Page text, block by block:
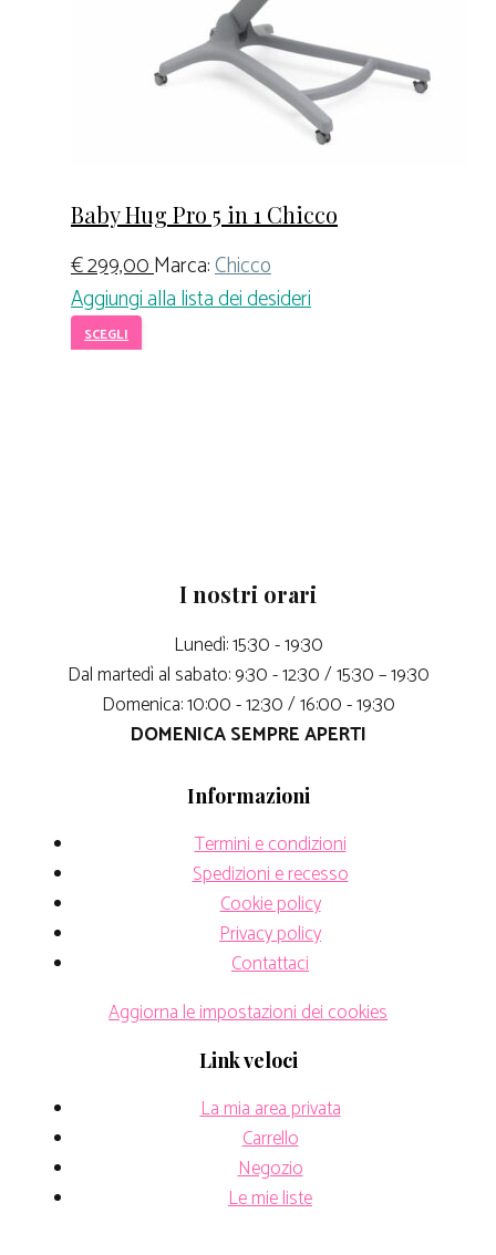
Baby Hug Pro 5 in 1 Chicco
€299,00Marca:Chicco
Aggiungi alla lista dei desideri
SCEGLI
I nostri orari
Lunedì: 15:30 - 19:30
Dal martedì al sabato: 9:30 - 12:30 / 15:30 – 19:30
Domenica: 10:00 - 12:30 / 16:00 - 19:30
DOMENICA SEMPRE APERTI
Informazioni
Termini e condizioni
Spedizioni e recesso
Cookie policy
Privacy policy
Contattaci
Aggiorna le impostazioni dei cookies
Link veloci
La mia area privata
Carrello
Negozio
Le mie liste